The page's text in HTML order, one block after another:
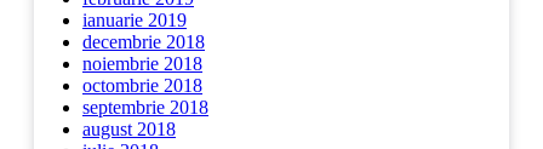
ianuarie 2019
decembrie 2018
noiembrie 2018
octombrie 2018
septembrie 2018
august 2018